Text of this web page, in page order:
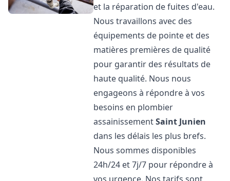
et la réparation de fuites d'eau.
Nous travaillons avec des
équipements de pointe et des
matières premières de qualité
pour garantir des résultats de
haute qualité. Nous nous
engageons à répondre à vos
besoins en plombier
assainissementSaint Junien
dans les délais les plus brefs.
Nous sommes disponibles
24h/24 et 7j/7 pour répondre à